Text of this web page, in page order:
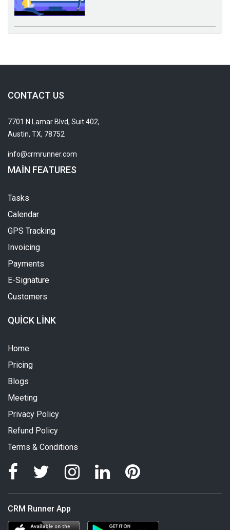
CONTACT US
7701 N Lamar Blvd, Suit 402,
Austin, TX, 78752
info@crmrunner.com
MAIN FEATURES
Tasks
Calendar
GPS Tracking
Invoicing
Payments
E-Signature
Customers
QUICK LINK
Home
Pricing
Blogs
Meeting
Privacy Policy
Refund Policy
Terms & Conditions
CRM Runner App